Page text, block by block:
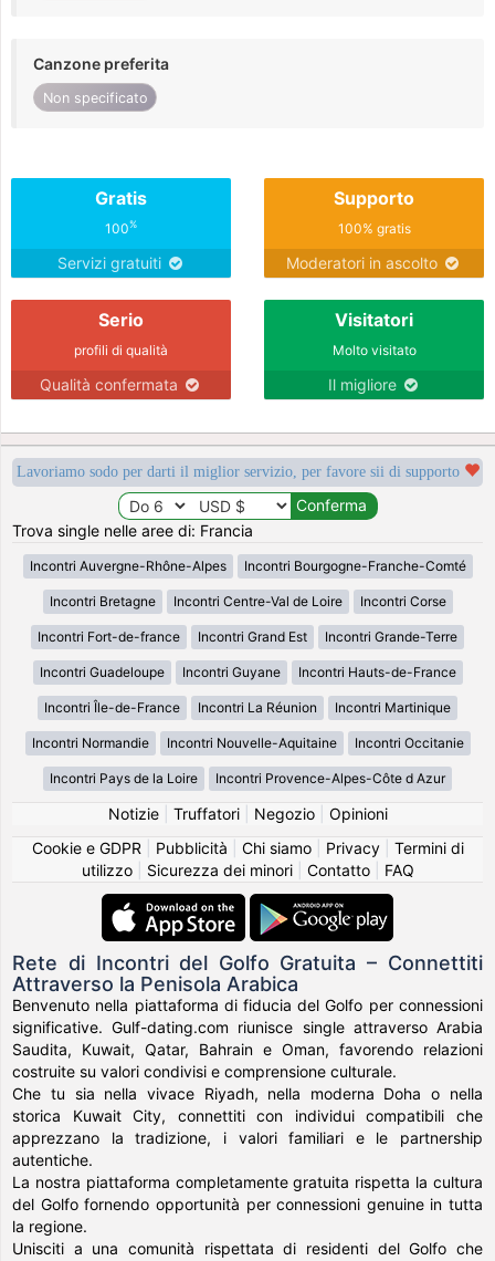
Canzone preferita
Non specificato
Gratis
100%
Servizi gratuiti
Supporto
100% gratis
Moderatori in ascolto
Serio
profili di qualità
Qualità confermata
Visitatori
Molto visitato
Il migliore
Lavoriamo sodo per darti il miglior servizio, per favore sii di supporto
Trova single nelle aree di: Francia
Incontri Auvergne-Rhône-Alpes Incontri Bourgogne-Franche-Comté
Incontri Bretagne Incontri Centre-Val de Loire Incontri Corse
Incontri Fort-de-france Incontri Grand Est Incontri Grande-Terre
Incontri Guadeloupe Incontri Guyane Incontri Hauts-de-France
Incontri Île-de-France Incontri La Réunion Incontri Martinique
Incontri Normandie Incontri Nouvelle-Aquitaine Incontri Occitanie
Incontri Pays de la Loire Incontri Provence-Alpes-Côte d Azur
Notizie| Truffatori| Negozio| Opinioni
Cookie e GDPR
Pubblicità Chi siamo| Privacy| Termini di
utilizzo| Sicurezza dei minori| Contatto| FAQ
Rete di Incontri del Golfo Gratuita – Connettiti
Attraverso la Penisola Arabica
Benvenuto nella piattaforma di fiducia del Golfo per connessioni
significative. Gulf-dating.com riunisce single attraverso Arabia
Saudita, Kuwait, Qatar, Bahrain e Oman, favorendo relazioni
costruite su valori condivisi e comprensione culturale.
Che tu sia nella vivace Riyadh, nella moderna Doha o nella
storica Kuwait City, connettiti con individui compatibili che
apprezzano la tradizione, i valori familiari e le partnership
autentiche.
La nostra piattaforma completamente gratuita rispetta la cultura
del Golfo fornendo opportunità per connessioni genuine in tutta
la regione.
Unisciti a una comunità rispettata di residenti del Golfo che